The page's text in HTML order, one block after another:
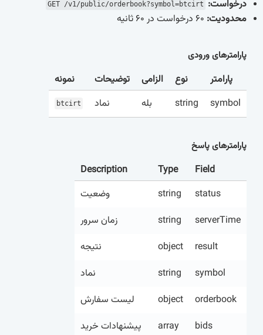
درخواست: GET /v1/public/orderbook?symbol=btcirt
محدودیت:
پارامترهای ورودی
پارامتر نوع الزامی توضیحات
نمونه
symbol
string بله نماد btcirt
پارامترهای پاسخ
Field
Type
Description
status
string
وضعیت
serverTime
string
زمان سرور
result
object
نتیجه
symbol
string
نماد
orderbook
object
لیست سفارش
bids
array
پیشنهادات خرید